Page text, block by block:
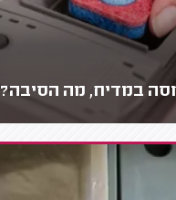
במדיח, מה הסיבה?